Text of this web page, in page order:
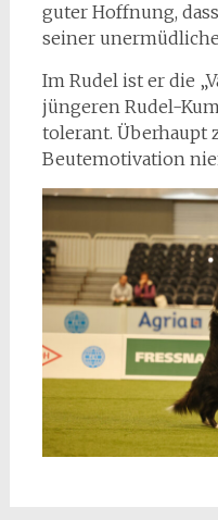
guter Hoffnung,
seiner
Im Rudel ist er die
jüngeren Rudel-
tolerant. Überhaupt
Beutemotivation